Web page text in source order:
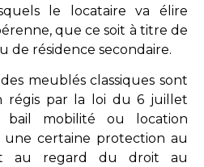
le locataire va élire
que ce soit à titre de
de résidence secondaire.
meublés classiques sont
régis par la loi du 6 juillet
bail mobilité ou location
certaine protection au
au regard du droit au